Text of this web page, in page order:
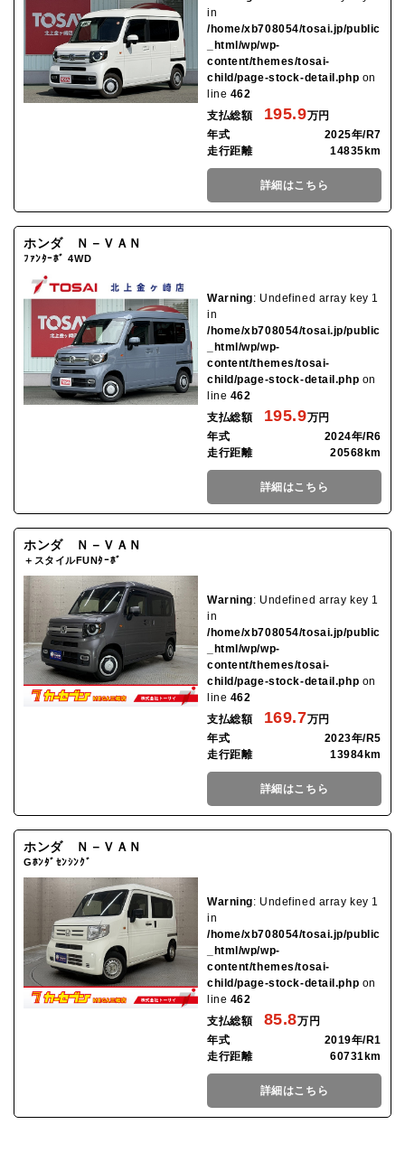
in
/home/xb708054/tosai.jp/public
_html/wp/wp-
content/themes/tosai-
child/page-stock-detail.php on
line 462
支払総額 195.9万円
年式
2025年/R7
走行距離
14835km
詳細はこちら
ホンダ Ｎ－ＶＡＮ
ﾌｧﾝﾀｰﾎﾞ 4WD
Warning: Undefined array key 1
in
/home/xb708054/tosai.jp/public
_html/wp/wp-
content/themes/tosai-
child/page-stock-detail.php on
line 462
支払総額 195.9万円
年式
2024年/R6
走行距離
20568km
詳細はこちら
ホンダ Ｎ－ＶＡＮ
＋スタイルFUNﾀｰﾎﾞ
Warning: Undefined array key 1
in
/home/xb708054/tosai.jp/public
_html/wp/wp-
content/themes/tosai-
child/page-stock-detail.php on
line 462
支払総額 169.7万円
年式
2023年/R5
走行距離
13984km
詳細はこちら
ホンダ Ｎ－ＶＡＮ
Gﾎﾝﾀﾞｾﾝｼﾝｸﾞ
Warning: Undefined array key 1
in
/home/xb708054/tosai.jp/public
_html/wp/wp-
content/themes/tosai-
child/page-stock-detail.php on
line 462
支払総額 85.8万円
年式
2019年/R1
走行距離
60731km
詳細はこちら